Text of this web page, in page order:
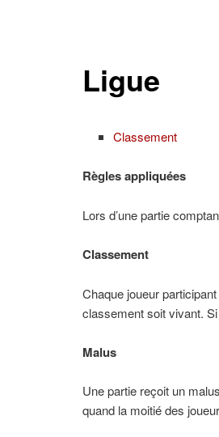
Ligue
Classement
Règles appliquées
Lors d’une partie
Classement
Chaque joueur
classement soit vivant.
Malus
Une partie reçoit un
quand la moitié des